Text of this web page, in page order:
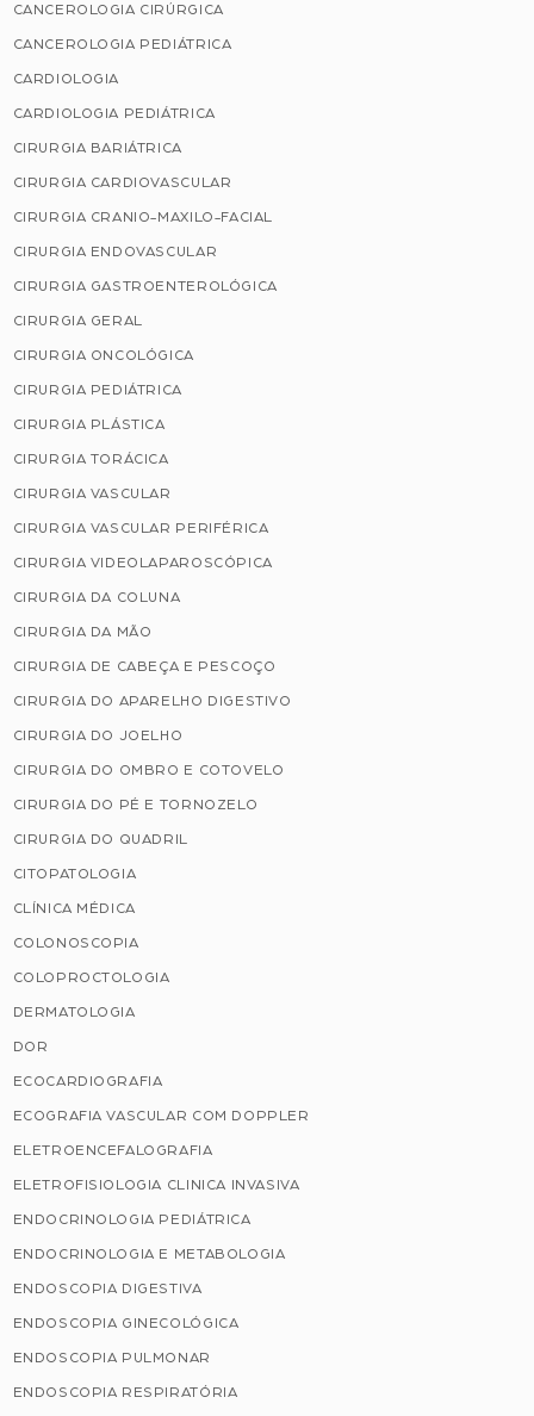
CANCEROLOGIA CIRÚRGICA
CANCEROLOGIA PEDIÁTRICA
CARDIOLOGIA
CARDIOLOGIA PEDIÁTRICA
CIRURGIA BARIÁTRICA
CIRURGIA CARDIOVASCULAR
CIRURGIA CRANIO-MAXILO-FACIAL
CIRURGIA ENDOVASCULAR
CIRURGIA GASTROENTEROLÓGICA
CIRURGIA GERAL
CIRURGIA ONCOLÓGICA
CIRURGIA PEDIÁTRICA
CIRURGIA PLÁSTICA
CIRURGIA TORÁCICA
CIRURGIA VASCULAR
CIRURGIA VASCULAR PERIFÉRICA
CIRURGIA VIDEOLAPAROSCÓPICA
CIRURGIA DA COLUNA
CIRURGIA DA MÃO
CIRURGIA DE CABEÇA E PESCOÇO
CIRURGIA DO APARELHO DIGESTIVO
CIRURGIA DO JOELHO
CIRURGIA DO OMBRO E COTOVELO
CIRURGIA DO PÉ E TORNOZELO
CIRURGIA DO QUADRIL
CITOPATOLOGIA
CLÍNICA MÉDICA
COLONOSCOPIA
COLOPROCTOLOGIA
DERMATOLOGIA
DOR
ECOCARDIOGRAFIA
ECOGRAFIA VASCULAR COM DOPPLER
ELETROENCEFALOGRAFIA
ELETROFISIOLOGIA CLINICA INVASIVA
ENDOCRINOLOGIA PEDIÁTRICA
ENDOCRINOLOGIA E METABOLOGIA
ENDOSCOPIA DIGESTIVA
ENDOSCOPIA GINECOLÓGICA
ENDOSCOPIA PULMONAR
ENDOSCOPIA RESPIRATÓRIA